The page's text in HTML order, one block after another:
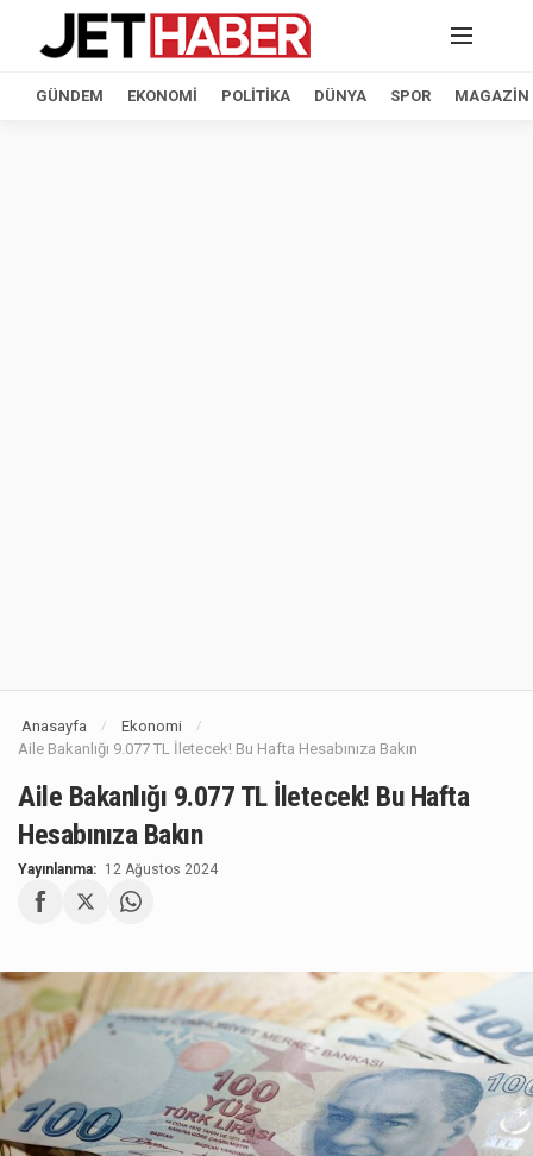
GÜNDEM EKONOMI POLITIKA DÜNYA SPOR MAGAZIN
Anasayfa / Ekonomi /
Aile Bakanlığı 9.077 TL İletecek! Bu Hafta Hesabınıza Bakın
Aile Bakanlığı 9.077 TL İletecek! Bu Hafta
Hesabınıza Bakın
Yayınlanma: 12 Ağustos 2024